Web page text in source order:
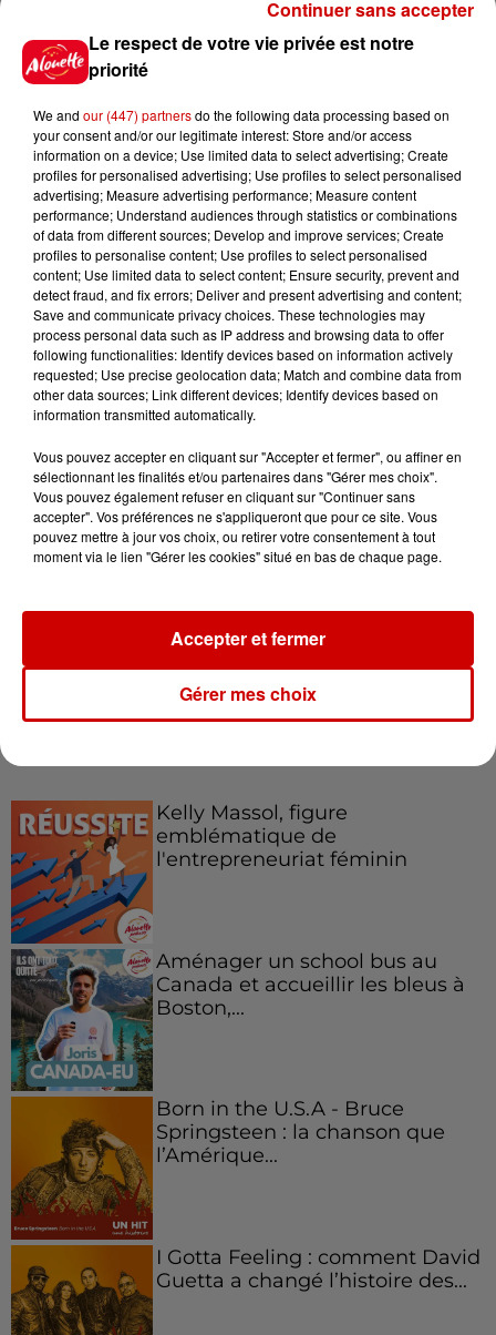
Jeux
Gagnez vos places pour le
Festival du Roi Arthur 2026 !
Gagnez vos entrées pour le
Musée du Sport Automobile au
Mans !
Alouette vous invite à
Le Duel - Gagnez votre balade
Kelly Massol, figure
emblématique de
l'entrepreneuriat féminin
Aménager un school bus au
Canada et accueillir les bleus à
Boston,...
Born in the U.S.A - Bruce
Springsteen : la chanson que
l’Amérique...
I Gotta Feeling : comment David
Guetta a changé l’histoire des...
Le respect de votre vie privée est notre
priorité
We and our (447) partnersdo the following data processing based on
your consent and/or our legitimate interest: Store and/or access
information on a device; Use limited data to select advertising; Create
profiles for personalised advertising; Use profiles to select personalised
advertising; Measure advertising performance; Measure content
performance; Understand audiences through statistics or combinations
of data from different sources; Develop and improve services; Create
profiles to personalise content; Use profiles to select personalised
content; Use limited data to select content; Ensure security, prevent and
detect fraud, and fix errors; Deliver and present advertising and content;
Save and communicate privacy choices. These technologies may
process personal data such as IP address and browsing data to offer
following functionalities: Identify devices based on information actively
requested; Use precise geolocation data; Match and combine data from
other data sources; Link different devices; Identify devices based on
information transmitted automatically.
Vous pouvez accepter en cliquant sur "Accepter et fermer", ou affiner en
sélectionnant les finalités et/ou partenaires dans "Gérer mes choix".
Vous pouvez également refuser en cliquant sur "Continuer sans
accepter". Vos préférences ne s'appliqueront que pour ce site. Vous
pouvez mettre à jour vos choix, ou retirer votre consentement à tout
moment via le lien "Gérer les cookies" situé en bas de chaque page.
Gérer mes choix
Accepter et fermer
Continuer sans accepter